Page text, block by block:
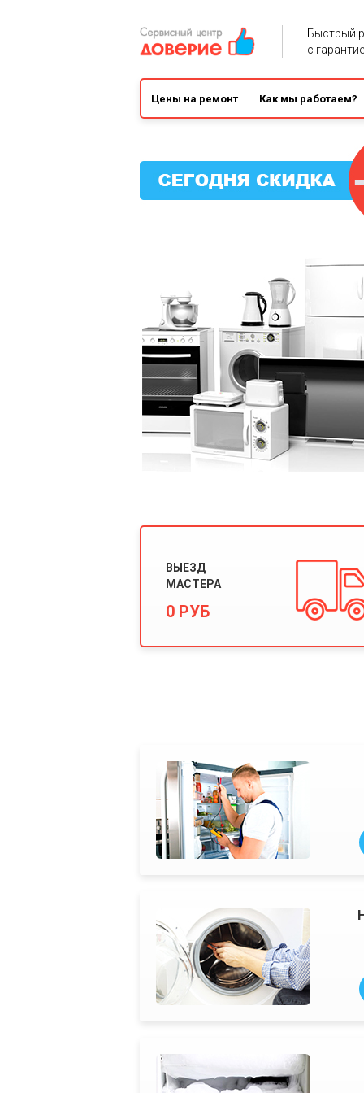
Быстрый
с
Цены на ремонт Как мы работаем?
ВЫЕЗД
МАСТЕРА
0 РУБ